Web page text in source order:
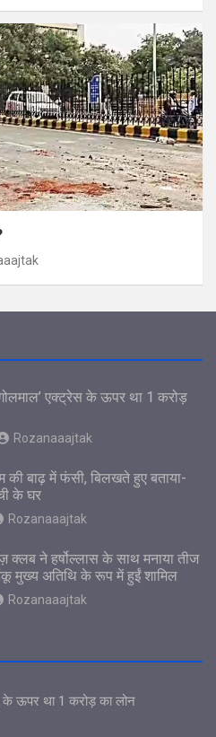
एक्ट्रेस के ऊपर था 1 करोड़
Rozanaaajtak
की बाढ़ में फंसी, बिलखते हुए बताया-
के घर
Rozanaaajtak
क्लब ने हर्षोल्लास के साथ मनाया तीज
मुख्य अतिथि के रूप में हुईं शामिल
Rozanaaajtak
के ऊपर था 1 करोड़ का लोन